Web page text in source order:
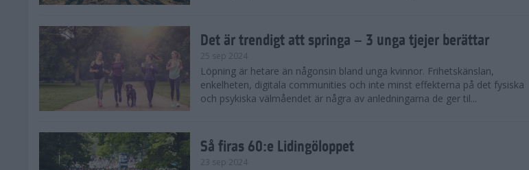
Det är trendigt att springa – 3 unga tjejer berättar
25 sep 2024
Löpning är hetare än någonsin bland unga kvinnor. Frihetskänslan,
enkelheten, digitala communities och inte minst effekterna på det fysiska
och psykiska välmåendet är några av anledningarna de ger til...
Så firas 60:e Lidingöloppet
23 sep 2024